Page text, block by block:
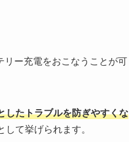
リー充電をおこなうことが可
したトラブルを防ぎやすくな
して挙げられます。